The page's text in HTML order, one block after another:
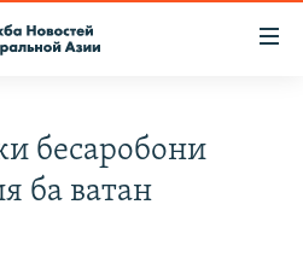
бесаробони
ба ватан